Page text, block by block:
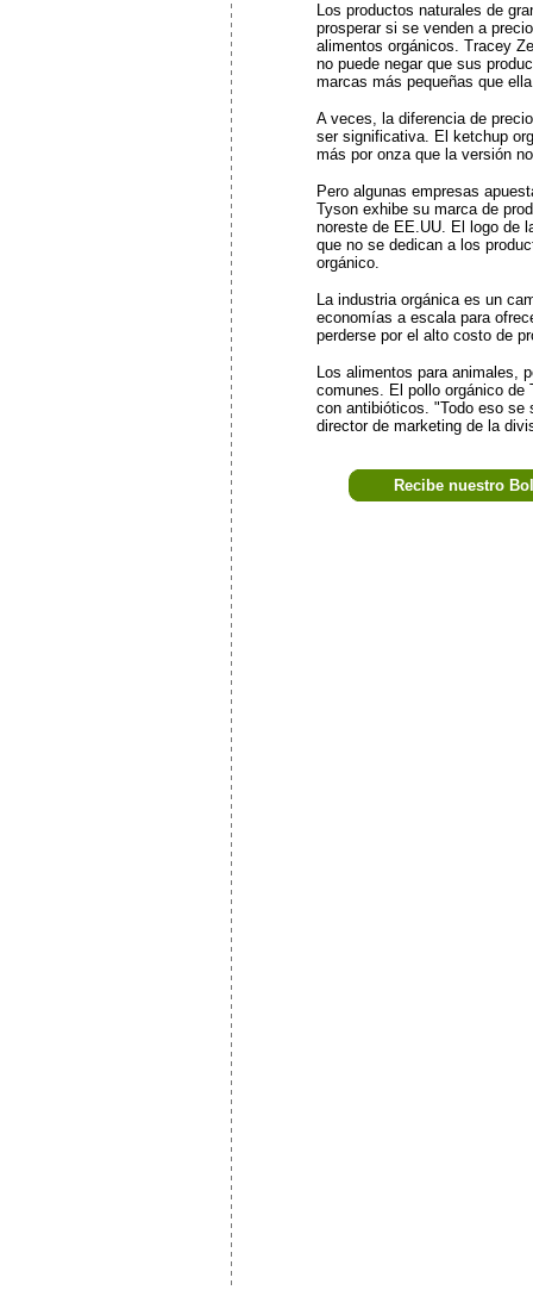
Los productos naturales de
prosperar si se venden a
alimentos orgánicos. Tracey
no puede negar que sus
marcas más pequeñas que
A veces, la diferencia de
ser significativa. El ketchup
más por onza que la versión
Pero algunas empresas
Tyson exhibe su marca de
noreste de EE.UU. El logo de
que no se dedican a los
orgánico.
La industria orgánica es un
economías a escala para
perderse por el alto costo de
Los alimentos para animales,
comunes. El pollo orgánico de
con antibióticos. "Todo eso se
director de marketing de la
Recibe nuestro